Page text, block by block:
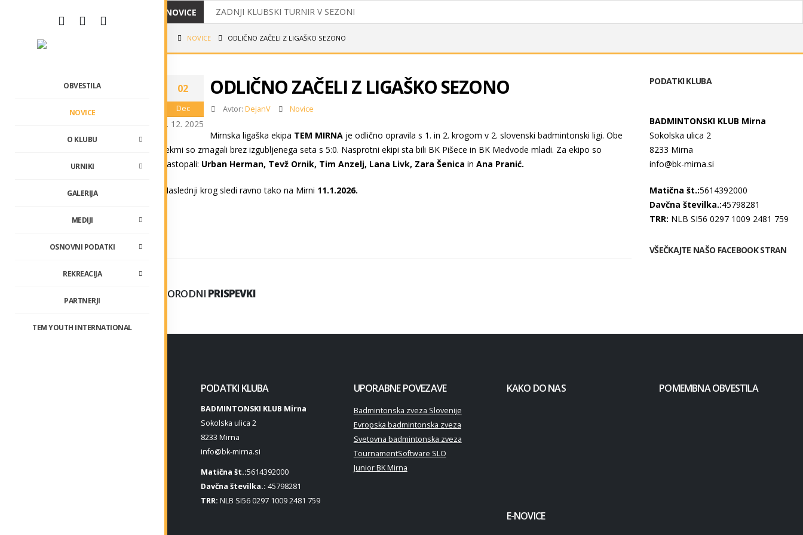
NOVICE ZADNJI KLUBSKI TURNIR V SEZONI
MIRNČANI ODNESLI IZ KOROŠKE DVA NASLOVA DRŽAVNEGA PRVAKA U11
USPEHI NAŠIH BADMINTONISTOV
VABILO NA REDNI ZBOR ČLANOV 2026
LIGAŠI V POLFINALU, NAJMLAJŠI USPEŠNI V MEDVODAH
TRADICIONALNI KLUBSKI BOWLING
OBVESTILA
NOVICE
O KLUBU
URNIKI
GALERIJA
MEDIJI
OSNOVNI PODATKI
REKREACIJA
PARTNERJI
TEM YOUTH INTERNATIONAL
NOVICE ODLIČNO ZAČELI Z LIGAŠKO SEZONO
02
Dec
2. 12. 2025
ODLIČNO ZAČELI Z LIGAŠKO SEZONO
Avtor: DejanV Novice
Mirnska ligaška ekipa TEM MIRNA je odlično opravila s 1. in 2. krogom v 2. slovenski badmintonski ligi. Obe
tekmi so zmagali brez izgubljenega seta s 5:0. Nasprotni ekipi sta bili BK Pišece in BK Medvode mladi. Za ekipo so
nastopali: Urban Herman, Tevž Ornik, Tim Anzelj, Lana Livk, Zara Šenica in Ana Pranić.
Naslednji krog sledi ravno tako na Mirni 11.1.2026.
SORODNI PRISPEVKI
PODATKI KLUBA
BADMINTONSKI KLUB Mirna
Sokolska ulica 2
8233 Mirna
info@bk-mirna.si
Matična št.:5614392000
Davčna številka.:45798281
TRR: NLB SI56 0297 1009 2481 759
VŠEČKAJTE NAŠO FACEBOOK STRAN
PODATKI KLUBA
BADMINTONSKI KLUB Mirna
Sokolska ulica 2
8233 Mirna
info@bk-mirna.si
Matična št.:5614392000
Davčna številka.: 45798281
TRR: NLB SI56 0297 1009 2481 759
UPORABNE POVEZAVE
Badmintonska zveza Slovenije
Evropska badmintonska zveza
Svetovna badmintonska zveza
TournamentSoftware SLO
Junior BK Mirna
KAKO DO NAS
E-NOVICE
POMEMBNA OBVESTILA